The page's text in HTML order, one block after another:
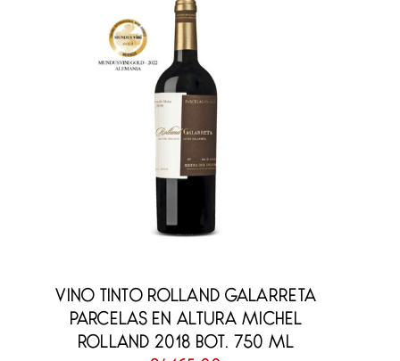
VINO TINTO ROLLAND GALARRETA
PARCELAS EN ALTURA MICHEL
ROLLAND 2018 BOT. 750 ML